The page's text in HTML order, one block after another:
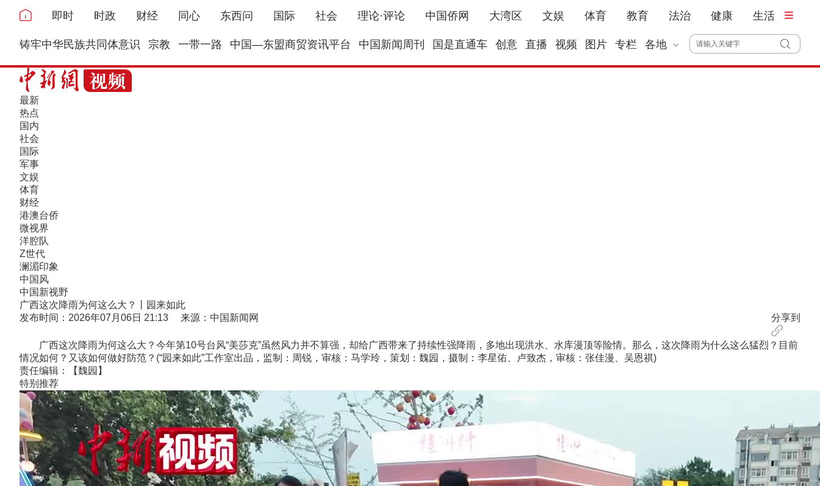
即时 时政 财经 同心 东西问 国际 社会 理论·评论 中国侨网 大湾区 文娱 体育 教育 法治 健康 生活
铸牢中华民族共同体意识 宗教 一带一路 中国—东盟商贸资讯平台 中国新闻周刊 国是直通车 创意 直播 视频 图片 专栏 各地
最新
热点
国内
社会
国际
军事
文娱
体育
财经
港澳台侨
微视界
洋腔队
Z世代
澜湄印象
中国风
中国新视野
广西这次降雨为何这么大？丨园来如此
发布时间：2026年07月06日 21:13 来源：中国新闻网
分享到
广西这次降雨为何这么大？今年第10号台风“美莎克”虽然风力并不算强，却给广西带来了持续性强降雨，多地出现洪水、水库漫顶等险情。那么，这次降雨为什么这么猛烈？目前
情况如何？又该如何做好防范？(“园来如此”工作室出品，监制：周锐，审核：马学玲，策划：魏园，摄制：李星佑、卢致杰，审核：张佳漫、吴恩祺)
责任编辑：【魏园】
特别推荐